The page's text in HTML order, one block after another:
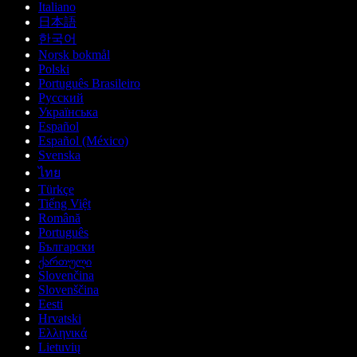
Italiano
日本語
한국어
Norsk bokmål
Polski
Português Brasileiro
Русский
Українська
Español
Español (México)
Svenska
ไทย
Türkçe
Tiếng Việt
Română
Português
Български
ქართული
Slovenčina
Slovenščina
Eesti
Hrvatski
Ελληνικά
Lietuvių